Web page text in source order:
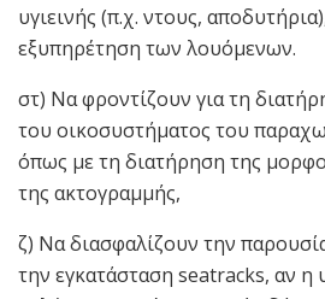
υγιεινής (π.χ. ντους,
εξυπηρέτηση των λουόμενων.
στ) Να φροντίζουν για τη
του οικοσυστήματος του
όπως με τη διατήρηση της
της ακτογραμμής,
ζ) Να διασφαλίζουν την
την εγκατάσταση seatracks, αν